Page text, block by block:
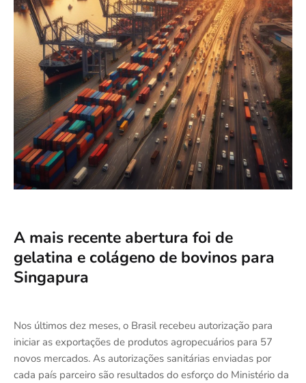
A mais recente abertura foi de
gelatina e colágeno de bovinos para
Singapura
Nos últimos dez meses, o Brasil recebeu autorização para
iniciar as exportações de produtos agropecuários para 57
novos mercados. As autorizações sanitárias enviadas por
cada país parceiro são resultados do esforço do Ministério da